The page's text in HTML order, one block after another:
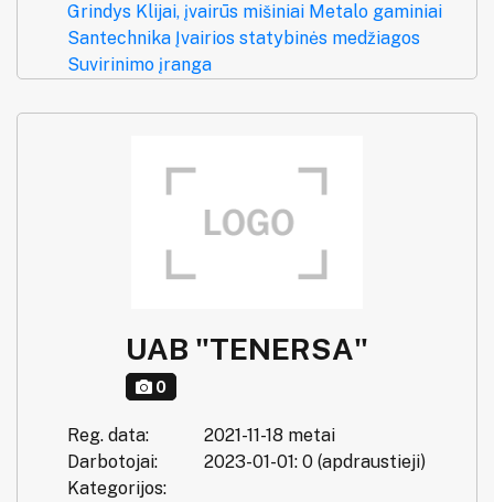
Grindys Klijai, įvairūs mišiniai Metalo gaminiai
Santechnika Įvairios statybinės medžiagos
Suvirinimo įranga
UAB "TENERSA"
0
Reg. data:
2021-11-18 metai
Darbotojai:
2023-01-01: 0 (apdraustieji)
Kategorijos: